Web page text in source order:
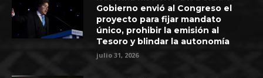
Gobierno envió al Congreso el
proyecto para fijar mandato
único, prohibir la emisión al
Tesoro y blindar la autonomía
julio 31, 2026